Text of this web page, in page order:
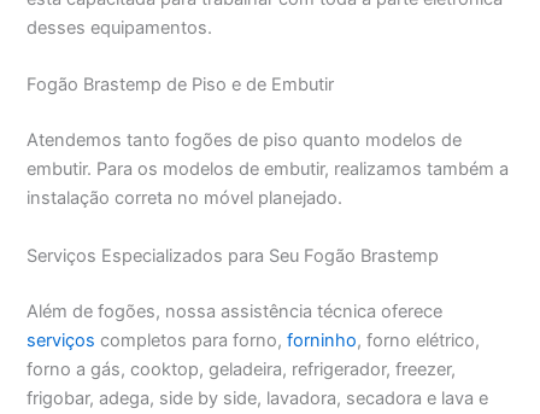
desses equipamentos.
Fogão Brastemp de Piso e de Embutir
Atendemos tanto fogões de piso quanto modelos de
embutir. Para os modelos de embutir, realizamos também a
instalação correta no móvel planejado.
Serviços Especializados para Seu Fogão Brastemp
Além de fogões, nossa assistência técnica oferece
serviços completos para forno,forninho, forno elétrico,
forno a gás, cooktop, geladeira, refrigerador, freezer,
frigobar, adega, side by side, lavadora, secadora e lava e